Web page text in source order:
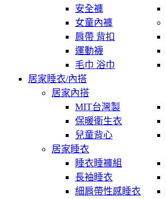
安全褲
女童內褲
肩帶 背扣
運動襪
毛巾 浴巾
居家睡衣/內搭
居家內搭
MIT台灣製
保暖衛生衣
兒童背心
居家睡衣
睡衣睡褲組
長袖睡衣
細肩帶性感睡衣